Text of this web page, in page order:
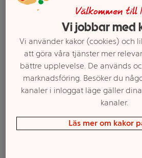
Välj butik och
Välkommen till
Vi jobbar med
Vi använder kakor (cookies) och
att göra våra tjänster mer
bättre upplevelse. De används
marknadsföring. Besöker du
kanaler i inloggat läge gäller
kanaler.
Läs mer om kakor